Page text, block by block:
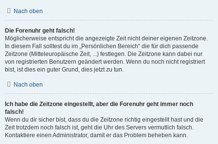
Nach oben
Die Forenuhr geht falsch!
Möglicherweise entspricht die angezeigte Zeit nicht deiner eigenen Zeitzone.
In diesem Fall solltest du im „Persönlichen Bereich“ die für dich passende
Zeitzone (Mitteleuropäische Zeit, ...) festlegen. Die Zeitzone kann dabei nur
von registrierten Benutzern geändert werden. Wenn du noch nicht registriert
bist, ist dies ein guter Grund, dies jetzt zu tun.
Nach oben
Ich habe die Zeitzone eingestellt, aber die Forenuhr geht immer noch
falsch!
Wenn du dir sicher bist, dass du die Zeitzone richtig eingestellt hast und die
Zeit trotzdem noch falsch ist, geht die Uhr des Servers vermutlich falsch.
Kontaktiere einen Administrator, damit er das Problem beheben kann.